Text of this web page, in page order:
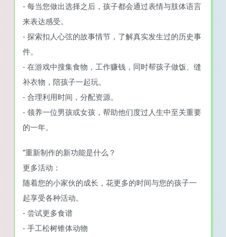
- 每当您做出选择之后，孩子都会通过表情与肢体语言
来表达感受。
- 探索扣人心弦的故事情节，了解真实发生过的历史事
件。
- 在游戏中搜集食物，工作赚钱，同时帮孩子做饭、缝
补衣物，陪孩子一起玩。
- 合理利用时间，分配资源。
- 领养一位男孩或女孩，帮助他们度过人生中至关重要
的一年。
"重新制作的新功能是什么？
更多活动：
随着您的小家伙的成长，花更多的时间与您的孩子一
起享受各种活动。
- 尝试更多食谱
- 手工松树锥体动物